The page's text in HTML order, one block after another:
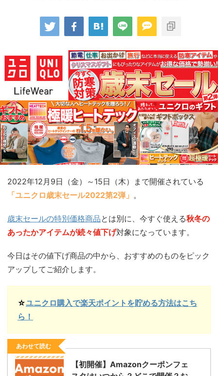
2022年12月9日（金）～15日（木）まで開催されている
「ユニクロ歳末セール2022第2弾」 。
歳末セールの特別価格商品とは別に、今すぐ使える秋冬の
あったかアイテムが続々値下げ対象になっています。
今日はその値下げ商品の中から、おすすめのものをピック
アップしてご紹介します。
☆ユニクロ購入で楽天ポイントを貯める方法はこち
ら！
あわせて読む
【初開催】Amazonクーポンフェ